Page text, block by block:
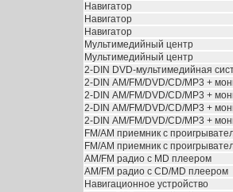
Навигатор
Навигатор
Навигатор
Мультимедийный центр
Мультимедийный центр
2-DIN DVD-мультимедийная
2-DIN АМ/FM/DVD/CD/МР3 +
2-DIN АМ/FM/DVD/CD/МР3 +
2-DIN АМ/FM/DVD/CD/МР3 +
2-DIN АМ/FM/DVD/CD/МР3 +
FM/AM приемник с
FM/AM приемник с
АМ/FM радио с MD плеером
АМ/FM радио с CD/MD плеером
Навигационное устройство